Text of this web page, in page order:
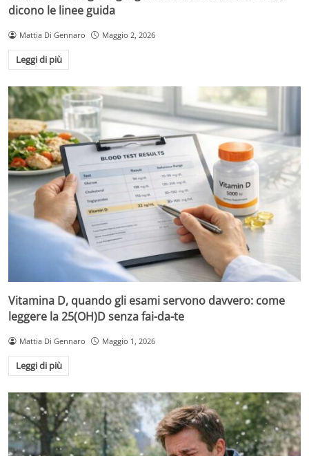
dicono le linee guida
Mattia Di Gennaro Maggio 2, 2026
Leggi di più
Vitamina D, quando gli esami servono davvero: come
leggere la 25(OH)D senza fai-da-te
Mattia Di Gennaro Maggio 1, 2026
Leggi di più